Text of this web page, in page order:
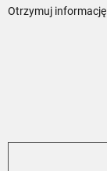
Otrzymuj